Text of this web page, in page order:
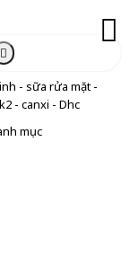
- sữa rửa mặt -
- canxi - Dhc
mục